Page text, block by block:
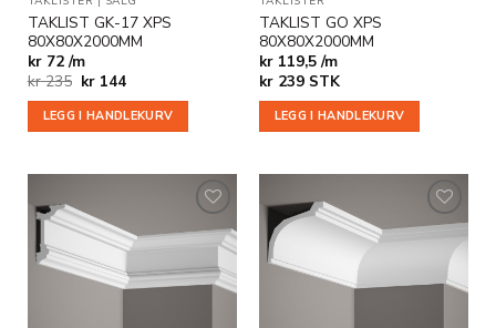
TAKLIST GK-17 XPS
80X80X2000MM
kr 72 /m
kr235 Opprinnelig
var:
kr 235.
kr144Nåværende
er:
kr 144.
LEGG I HANDLEKURV
TAKLIST GO XPS
80X80X2000MM
kr 119,5 /m
kr239 STK
LEGG I HANDLEKURV
Legg til
i
ønskeliste
Legg til
ønskeliste